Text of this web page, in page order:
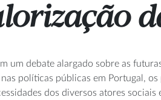
um debate alargado sobre as
políticas públicas em Portugal,
dos diversos atores